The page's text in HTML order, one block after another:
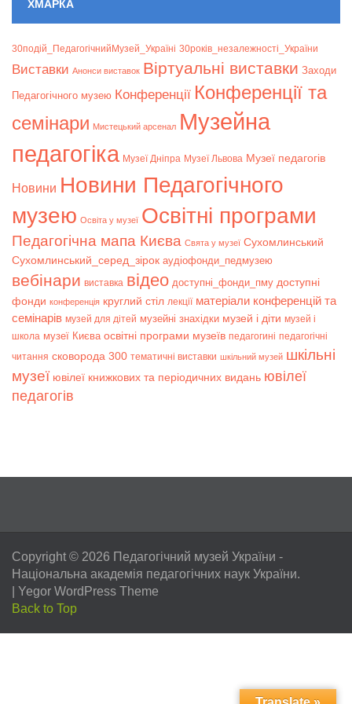
ХМАРКА
30подій_ПедагогічнийМузей_Україні 30років_незалежності_України
Bиставки Анонси виставок Віртуальні виставки Заходи
Педагогічного музею Конференції Конференції та
семінари Мистецький арсенал Музейна
педагогіка Музеї Дніпра Музеї Львова Музеї педагогів
Новини Новини Педагогічного
музею Освіта у музеї Освітні програми
Педагогічна мапа Києва Свята у музеї Сухомлинський
Сухомлинський_серед_зірок аудіофонди_педмузею
вебінари виставка відео доступні_фонди_пму доступні
фонди конференція круглий стіл лекції матеріали конференцій та
семінарів музей для дітей музейні знахідки музей і діти музей і
школа музеї Києва освітні програми музеїв педагогині педагогічні
читання сковорода 300 тематичні виставки шкільний музей шкільні
музеї ювілеї книжкових та періодичних видань ювілеї
педагогів
Copyright © 2026 Педагогічний музей України -
Національна академія педагогічних наук України.
Yegor WordPress Theme
Back to Top